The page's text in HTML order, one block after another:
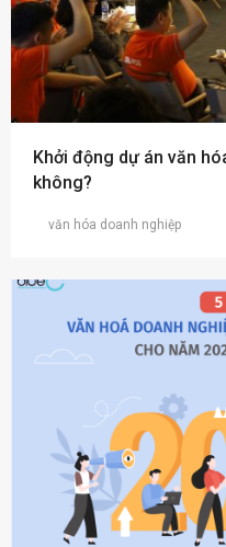
Khởi động dự án văn
không?
văn hóa doanh nghiệp